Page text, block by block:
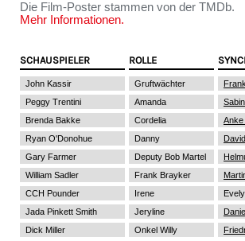
Die Film-Poster stammen von der TMDb.
Mehr Informationen.
SCHAUSPIELER ROLLE
John Kassir Gruftwächter
Peggy Trentini
Amanda
Brenda Bakke
Cordelia
Anke
Ryan O'Donohue
Danny
Gary Farmer
Deputy Bob Martel
William Sadler
Frank Brayker
CCH Pounder
Irene
Jada Pinkett Smith
Jeryline
Dick Miller
Onkel Willy